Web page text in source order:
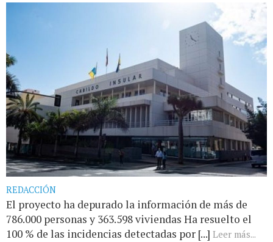
REDACCIÓN
El proyecto ha depurado la información de más de
786.000 personas y 363.598 viviendas Ha resuelto el
100 % de las incidencias detectadas por [...] Leer más...